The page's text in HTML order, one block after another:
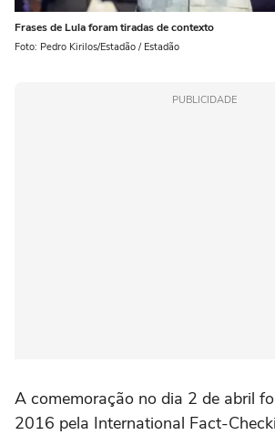
Frases de Lula foram tiradas de contexto
Foto: Pedro Kirilos/Estadão / Estadão
PUBLICIDADE
A comemoração no dia 2 de abril
2016 pela International Fact-